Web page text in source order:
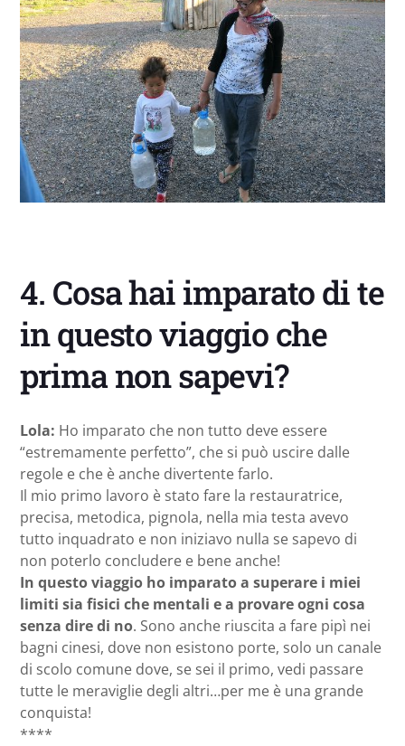
4. Cosa hai imparato di te
in questo viaggio che
prima non sapevi?
Lola: Ho imparato che non tutto deve essere
“estremamente perfetto”, che si può uscire dalle
regole e che è anche divertente farlo.
Il mio primo lavoro è stato fare la restauratrice,
precisa, metodica, pignola, nella mia testa avevo
tutto inquadrato e non iniziavo nulla se sapevo di
non poterlo concludere e bene anche!
In questo viaggio ho imparato a superare i miei
limiti sia fisici che mentali e a provare ogni cosa
senza dire di no. Sono anche riuscita a fare pipì nei
bagni cinesi, dove non esistono porte, solo un canale
di scolo comune dove, se sei il primo, vedi passare
tutte le meraviglie degli altri…per me è una grande
conquista!
****